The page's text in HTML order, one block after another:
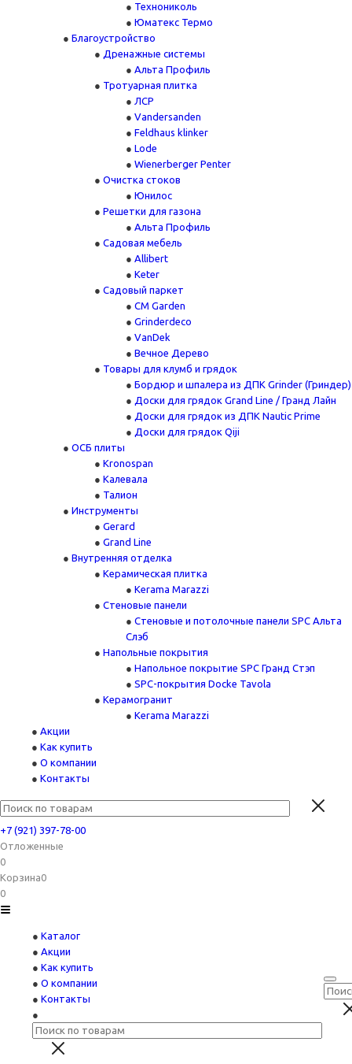
Технониколь
Юматекс Термо
Благоустройство
Дренажные системы
Альта Профиль
Тротуарная плитка
ЛСР
Vandersanden
Feldhaus klinker
Lode
Wienerberger Penter
Очистка стоков
Юнилос
Решетки для газона
Альта Профиль
Садовая мебель
Allibert
Keter
Садовый паркет
CM Garden
Grinderdeco
VanDek
Вечное Дерево
Товары для клумб и грядок
Бордюр и шпалера из ДПК Grinder (Гриндер)
Доски для грядок Grand Line / Гранд Лайн
Доски для грядок из ДПК Nautic Prime
Доски для грядок Qiji
ОСБ плиты
Kronospan
Калевала
Талион
Инструменты
Gerard
Grand Line
Внутренняя отделка
Керамическая плитка
Kerama Marazzi
Стеновые панели
Стеновые и потолочные панели SPC Альта
Слэб
Напольные покрытия
Напольное покрытие SPC Гранд Стэп
SPC-покрытия Docke Tavola
Керамогранит
Kerama Marazzi
Акции
Как купить
О компании
Контакты
+7 (921) 397-78-00
Отложенные
0
Корзина0
0
Каталог
Акции
Как купить
О компании
Контакты